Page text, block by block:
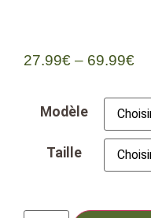
27.99€ – 69.99€
Modèle
Taille